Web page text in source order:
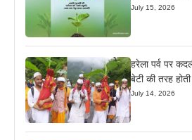
July 15, 2026
हरेला पर्व पर
बेटी की तरह
July 14, 2026